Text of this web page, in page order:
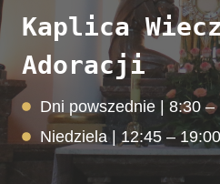
Kaplica
Adoracji
Dni powszednie | 8:30 –
Niedziela | 12:45 – 19:00